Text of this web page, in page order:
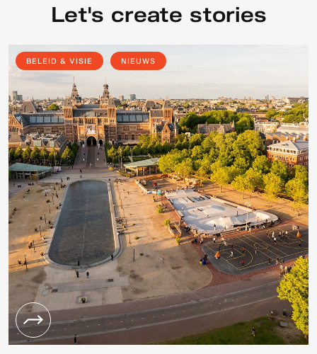
Let's create stories
BELEID & VISIE NIEUWS